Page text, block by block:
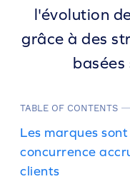
l'évolution
grâce à des
basées
TABLE OF CONTENTS
Les marques
concurrence
clients